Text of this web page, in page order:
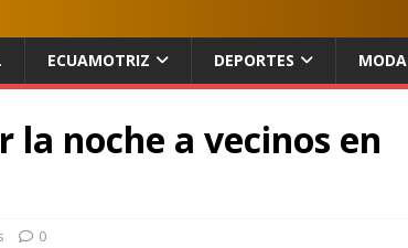
ECUAMOTRIZ DEPORTES MODA
noche a vecinos en
0